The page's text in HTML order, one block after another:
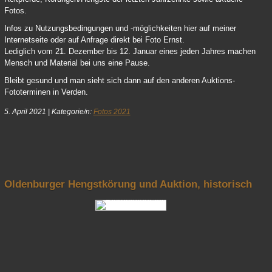
Fotos.
Infos zu Nutzungsbedingungen und -möglichkeiten hier auf meiner
Internetseite oder auf Anfrage direkt bei Foto Ernst.
Lediglich vom 21. Dezember bis 12. Januar eines jeden Jahres machen
Mensch und Material bei uns eine Pause.
Bleibt gesund und man sieht sich dann auf den anderen Auktions-
Fototerminen in Verden.
5. April 2021 Kategorie/n: Fotos 2021
Oldenburger Hengstkörung und Auktion, historisch